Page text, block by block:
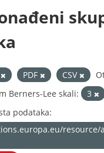
PDF CSV
Berners-Lee skali:
3
podataka:
resource/